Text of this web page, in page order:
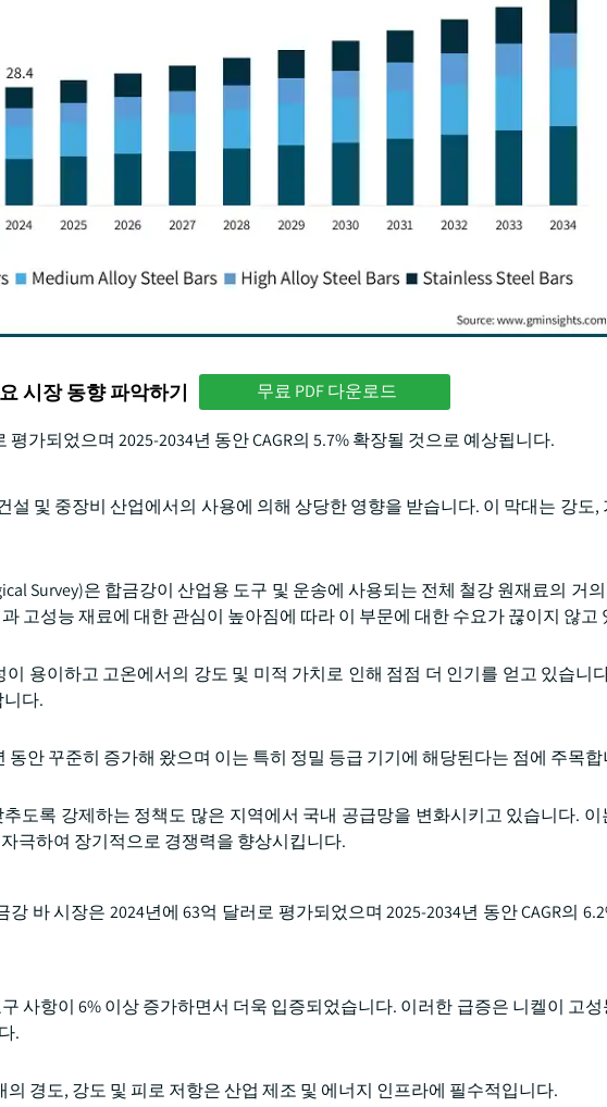
시장 동향 파악하기 무료 PDF 다운로드
가되었으며 2025-2034년 동안 CAGR의 5.7% 확장될 것으로 예상됩니다.
설 및 중장비 산업에서의 사용에 의해 상당한 영향을 받습니다. 이 막대는 강도,
Survey)은 합금강이 산업용 도구 및 운송에 사용되는 전체 철강 원재료의 거
고성능 재료에 대한 관심이 높아짐에 따라 이 부문에 대한 수요가 끊이지 않고
용이하고 고온에서의 강도 및 미적 가치로 인해 점점 더 인기를 얻고 있습니
다.
안 꾸준히 증가해 왔으며 이는 특히 정밀 등급 기기에 해당된다는 점에 주목합
도록 강제하는 정책도 많은 지역에서 국내 공급망을 변화시키고 있습니다.
극하여 장기적으로 경쟁력을 향상시킵니다.
바 시장은 2024년에 63억 달러로 평가되었으며 2025-2034년 동안 CAGR의
사항이 6% 이상 증가하면서 더욱 입증되었습니다. 이러한 급증은 니켈이 고
.
경도, 강도 및 피로 저항은 산업 제조 및 에너지 인프라에 필수적입니다.